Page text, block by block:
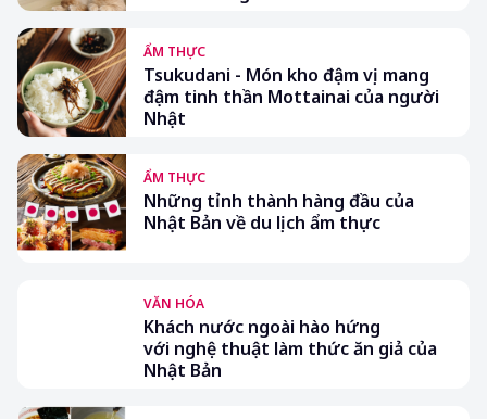
ẨM THỰC
Tsukudani - Món kho đậm vị mang
đậm tinh thần Mottainai của người
Nhật
ẨM THỰC
Những tỉnh thành hàng đầu của
Nhật Bản về du lịch ẩm thực
VĂN HÓA
Khách nước ngoài hào hứng
với nghệ thuật làm thức ăn giả của
Nhật Bản